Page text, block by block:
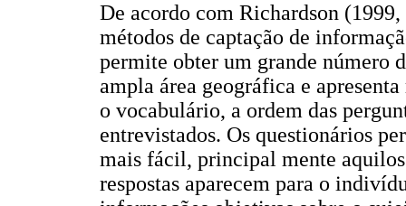
De acordo com Richardson
métodos de captação de
permite obter um grande número
ampla área geográfica e
o vocabulário, a ordem das
entrevistados. Os questionários
mais fácil, principal mente aquilos
respostas aparecem para o